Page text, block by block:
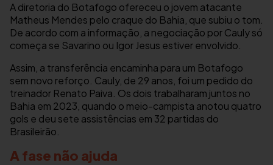
A diretoria do Botafogo ofereceu o jovem atacante
Matheus Mendes pelo craque do Bahia, que subiu o tom.
De acordo com a informação, a negociação por Cauly só
começa se Savarino ou Igor Jesus estiver envolvido.
Assim, a transferência encaminha para um Botafogo
sem novo reforço. Cauly, de 29 anos, foi um pedido do
treinador Renato Paiva. Os dois trabalharam juntos no
Bahia em 2023, quando o meio-campista anotou quatro
gols e deu sete assistências em 32 partidas do
Brasileirão.
A fase não ajuda